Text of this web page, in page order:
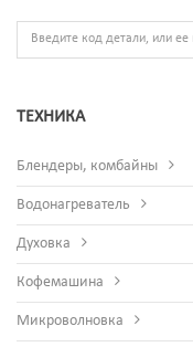
ТЕХНИКА
Блендеры, комбайны
Водонагреватель
Духовка
Кофемашина
Микроволновка